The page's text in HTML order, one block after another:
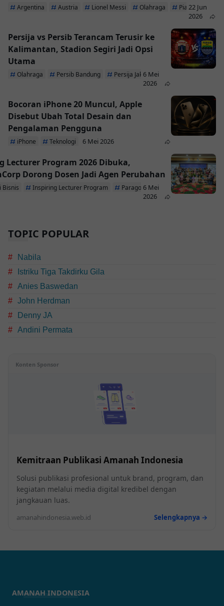
Argentina Austria Lionel Messi Olahraga Piala Dunia
22 Jun
2026
Persija vs Persib Terancam Terusir ke
Kalimantan, Stadion Segiri Jadi Opsi
Utama
Olahraga Persib Bandung Persija Jakarta
6 Mei
2026
Bocoran iPhone 20 Muncul, Apple
Disebut Ubah Total Desain dan
Pengalaman Pengguna
iPhone Teknologi 6 Mei 2026
Lecturer Program 2026 Dibuka,
Dorong Dosen Jadi Agen Perubahan
Bisnis Inspiring Lecturer Program ParagonCorp
6 Mei
2026
TOPIC POPULAR
Nabila
Istriku Tiga Takdirku Gila
Anies Baswedan
John Herdman
Denny JA
Andini Permata
Konten Sponsor
Kemitraan Publikasi Amanah Indonesia
Solusi publikasi profesional untuk brand, program, dan
kegiatan melalui media digital kredibel dengan
jangkauan luas.
amanahindonesia.web.id Selengkapnya →
AMANAH INDONESIA